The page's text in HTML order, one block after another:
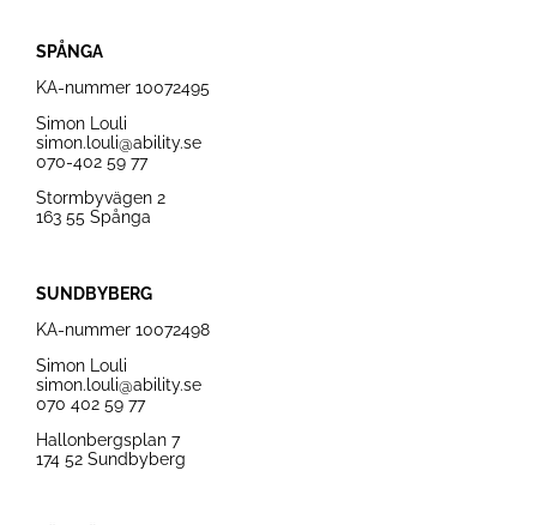
SPÅNGA
KA-nummer 10072495
Simon Louli
simon.louli@ability.se
070-402 59 77
Stormbyvägen 2
163 55 Spånga
SUNDBYBERG
KA-nummer 10072498
Simon Louli
simon.louli@ability.se
070 402 59 77
Hallonbergsplan 7
174 52 Sundbyberg